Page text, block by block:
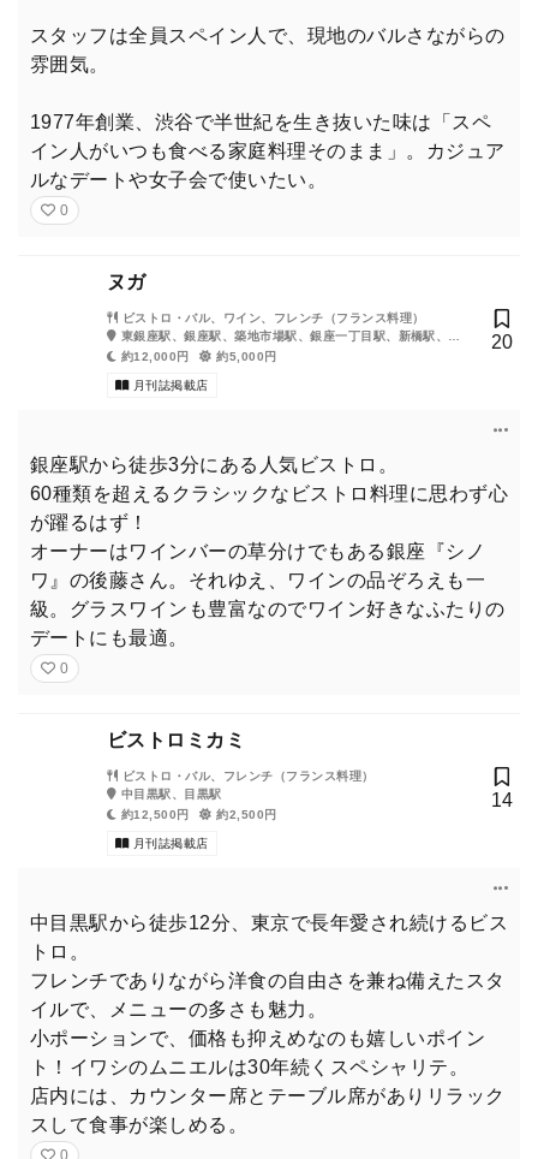
スタッフは全員スペイン人で、現地のバルさながらの
雰囲気。
1977年創業、渋谷で半世紀を生き抜いた味は「スペ
イン人がいつも食べる家庭料理そのまま」。カジュア
ルなデートや女子会で使いたい。
0
ヌガ
ビストロ・バル、ワイン、フレンチ（フランス料理）
東銀座駅、銀座駅、築地市場駅、銀座一丁目駅、新橋駅、有
楽町駅、築地駅、日比谷駅、汐留駅
約12,000円 約5,000円
月刊誌掲載店
20
銀座駅から徒歩3分にある人気ビストロ。
60種類を超えるクラシックなビストロ料理に思わず心
が躍るはず！
オーナーはワインバーの草分けでもある銀座『シノ
ワ』の後藤さん。それゆえ、ワインの品ぞろえも一
級。グラスワインも豊富なのでワイン好きなふたりの
デートにも最適。
0
ビストロミカミ
ビストロ・バル、フレンチ（フランス料理）
中目黒駅、目黒駅
約12,500円
約2,500円
月刊誌掲載店
14
中目黒駅から徒歩12分、東京で長年愛され続けるビス
トロ。
フレンチでありながら洋食の自由さを兼ね備えたスタ
イルで、メニューの多さも魅力。
小ポーションで、価格も抑えめなのも嬉しいポイン
ト！イワシのムニエルは30年続くスペシャリテ。
店内には、カウンター席とテーブル席がありリラック
スして食事が楽しめる。
0